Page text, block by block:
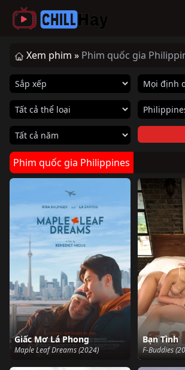
Xem phim » Phim quốc gia
Phim quốc gia Philippines
Giấc Mơ Lá Phong
Maple Leaf Dreams (2024)
Bạn Tình
F-Buddies